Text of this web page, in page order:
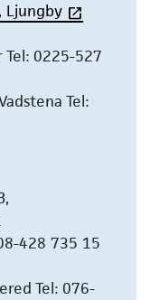
Ljungby
Tel: 0225-527
Tel:
,
428 735 15
Tel: 076-